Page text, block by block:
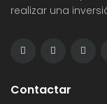
realizar una
Contactar